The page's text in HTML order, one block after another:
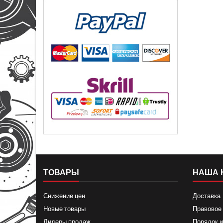
ТОВАРЫ
Снижение цен
Новые товары
НАША
Доставка